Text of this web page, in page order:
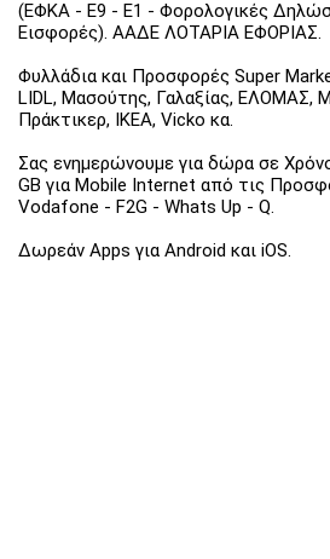
(ΕΦΚΑ - Ε9 - Ε1 - Φορολογικές
Εισφορές). ΑΑΔΕ ΛΟΤΑΡΙΑ ΕΦΟΡΙΑΣ.
Φυλλάδια και Προσφορές Super
LIDL, Μασούτης, Γαλαξίας, ΕΛΟΜΑΣ,
Πράκτικερ, ΙΚΕΑ, Vicko κα.
Σας ενημερώνουμε για δώρα σε
GB για Mobile Internet από τις
Vodafone - F2G - Whats Up - Q.
Δωρεάν Apps για Android και iOS.